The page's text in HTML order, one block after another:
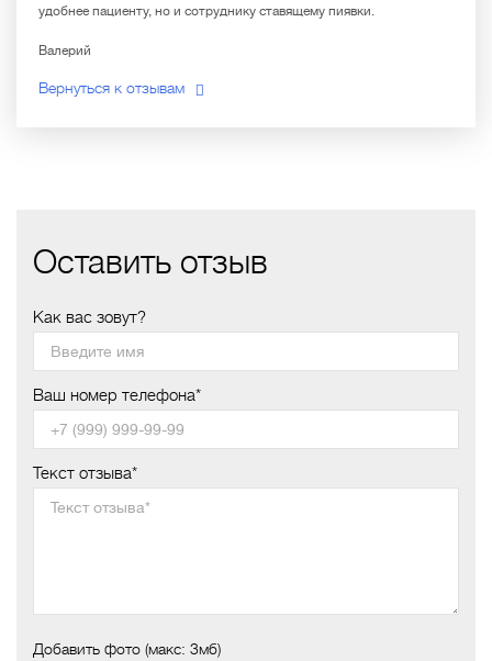
удобнее пациенту, но и сотруднику ставящему пиявки.
Валерий
Вернуться к отзывам
Оставить отзыв
Как вас зовут?
Ваш номер телефона*
Текст отзыва*
Добавить фото (макс: 3мб)